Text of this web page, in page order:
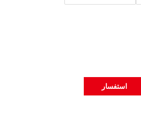
استفسار